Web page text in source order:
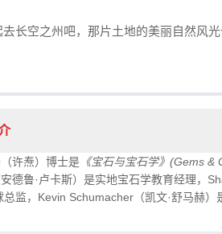
长空之州吧，那片土地的美丽自然风
许焘）博士是 《宝石与宝石学》(Gems &
德鲁·卢卡斯）是实地宝石学教育经理，
总监，Kevin Schumacher（凯文·舒马赫）